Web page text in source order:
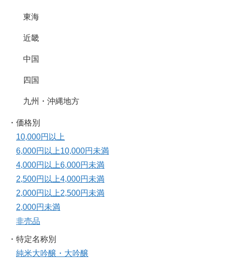
東海
近畿
中国
四国
九州・沖縄地方
・価格別
10,000円以上
6,000円以上10,000円未満
4,000円以上6,000円未満
2,500円以上4,000円未満
2,000円以上2,500円未満
2,000円未満
非売品
・特定名称別
純米大吟醸・大吟醸